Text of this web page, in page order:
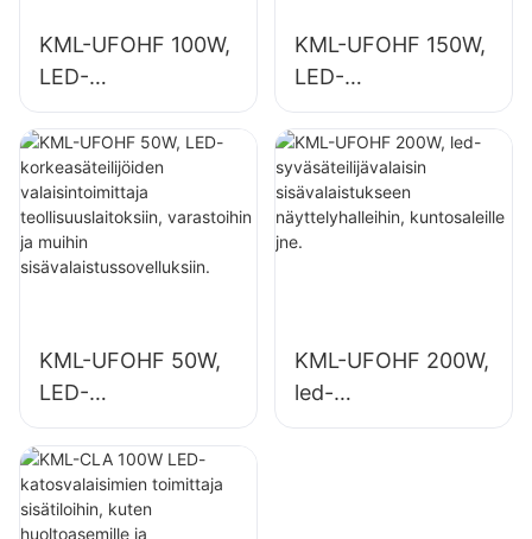
KML-UFOHF 100W,
LED-
korkeasäteilijöiden
valaisintoimittaja
teollisuuslaitoksiin,
varastoihin ja
muihin
sisävalaistussovellu
KML-UFOHF 150W,
LED-
syväsäteilijöiden
valaisintoimittaja
sisävalaistukseen
teollisuuslaitoksissa
, kuntosaleilla jne.
KML-UFOHF 50W,
LED-
korkeasäteilijöiden
valaisintoimittaja
teollisuuslaitoksiin,
varastoihin ja
KML-UFOHF 200W,
led-
syväsäteilijävalaisin